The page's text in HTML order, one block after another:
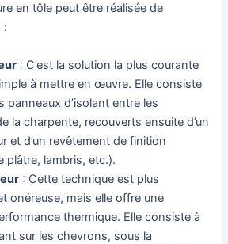
en tôle peut être réalisée de
:
: C’est la solution la plus courante
à mettre en œuvre. Elle consiste
panneaux d’isolant entre les
la charpente, recouverts ensuite d’un
et d’un revêtement de finition
plâtre, lambris, etc.).
: Cette technique est plus
onéreuse, mais elle offre une
thermique. Elle consiste à
sur les chevrons, sous la